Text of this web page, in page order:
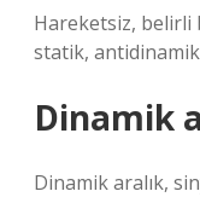
Hareketsiz, belirli
statik, antidinamik
Dinamik
Dinamik aralık,